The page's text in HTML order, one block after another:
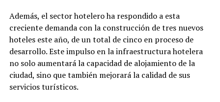
Además, el sector hotelero ha respondido a esta
creciente demanda con la construcción de tres nuevos
hoteles este año, de un total de cinco en proceso de
desarrollo. Este impulso en la infraestructura hotelera
no solo aumentará la capacidad de alojamiento de la
ciudad, sino que también mejorará la calidad de sus
servicios turísticos.